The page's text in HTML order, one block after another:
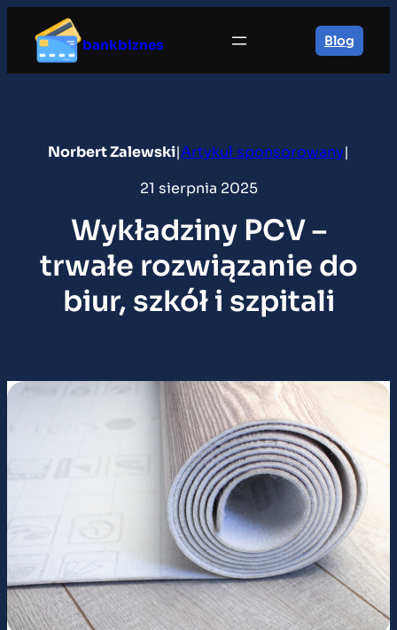
treści
bankbiznes Blog
Norbert Zalewski|Artykuł sponsorowany|
21 sierpnia 2025
Wykładziny PCV –
trwałe rozwiązanie do
biur, szkół i szpitali